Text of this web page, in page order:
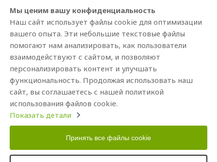
SIA BAJTEL.LV
Reģ Nr. 40003979897
Brīvības gatve 214b, Rīga, LV-1039, Latvija
AS Swedbank, HABALV22
LV53HABA0551019240274
Мы ценим вашу конфиденциальность
Наш сайт использует файлы cookie для оптимизации
вашего опыта. Эти небольшие текстовые файлы
помогают нам анализировать, как пользователи
взаимодействуют с сайтом, и позволяют
персонализировать контент и улучшать
функциональность. Продолжая использовать наш
сайт, вы соглашаетесь с нашей политикой
использования файлов cookie.
Показать детали
Принять все файлы cookie